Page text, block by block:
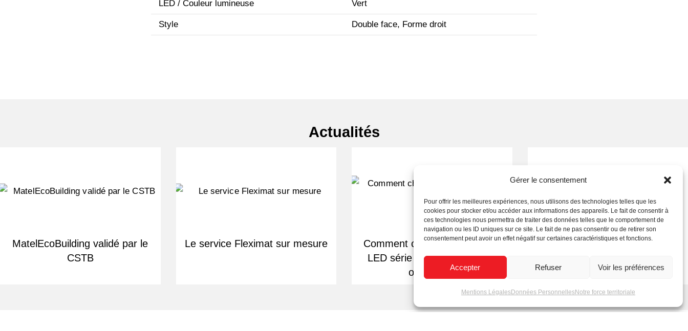
Gérer le consentement
Pour offrir les meilleures expériences, nous utilisons des technologies telles que les
cookies pour stocker et/ou accéder aux informations des appareils. Le fait de consentir à
ces technologies nous permettra de traiter des données telles que le comportement de
navigation ou les ID uniques sur ce site. Le fait de ne pas consentir ou de retirer son
consentement peut avoir un effet négatif sur certaines caractéristiques et fonctions.
Accepter Refuser Voir les préférences
Mentions LégalesDonnées PersonnellesNotre force territoriale
LED / Couleur lumineuse Vert
Style Double face, Forme droit
Actualités
MatelEcoBuilding validé par le
CSTB
Le service Fleximat sur mesure
Comment choisir ses modules
LED série 7 pour une finition
optimale ?
Spéciale Événementiel